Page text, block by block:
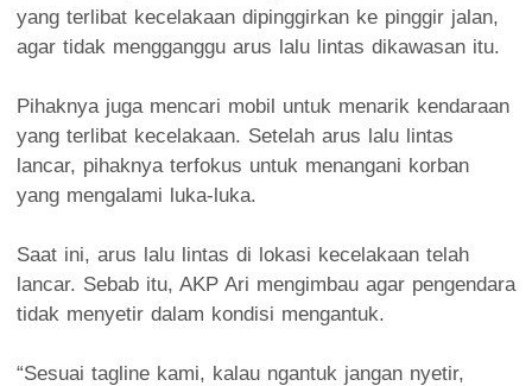
yang terlibat kecelakaan dipinggirkan ke pinggir jalan,
agar tidak mengganggu arus lalu lintas dikawasan itu.
Pihaknya juga mencari mobil untuk menarik kendaraan
yang terlibat kecelakaan. Setelah arus lalu lintas
lancar, pihaknya terfokus untuk menangani korban
yang mengalami luka-luka.
Saat ini, arus lalu lintas di lokasi kecelakaan telah
lancar. Sebab itu, AKP Ari mengimbau agar pengendara
tidak menyetir dalam kondisi mengantuk.
“Sesuai tagline kami, kalau ngantuk jangan nyetir,